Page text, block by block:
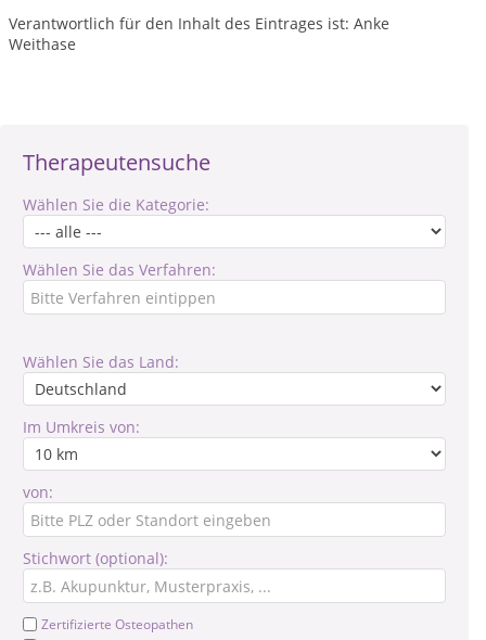
Therapeutensuche
Wählen Sie die Kategorie:
Wählen Sie das Verfahren:
Wählen Sie das Land:
Im Umkreis von:
von:
Stichwort (optional):
Zertifizierte Osteopathen
Verantwortlich für den Inhalt des Eintrages ist: Anke
Weithase